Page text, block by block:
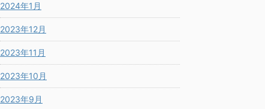
2024年1月
2023年12月
2023年11月
2023年10月
2023年9月